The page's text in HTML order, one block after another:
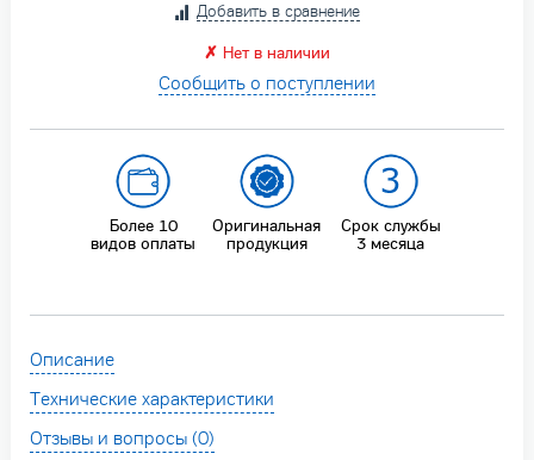
Добавить в сравнение
✗ Нет в наличии
Сообщить о поступлении
Более 10
видов оплаты
Оригинальная
продукция
Срок службы
3 месяца
Описание
Технические характеристики
Отзывы и вопросы (0)